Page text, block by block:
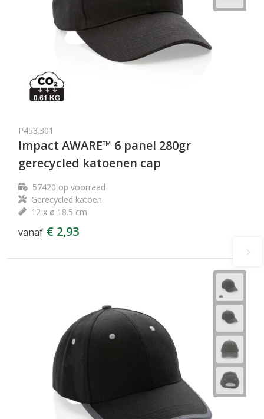
P453.301
Impact AWARE™ 6 panel 280gr
gerecycled katoenen cap
57420 op voorraad
Gerecycled katoen
12 x ø 18.5 cm
vanaf € 2,93